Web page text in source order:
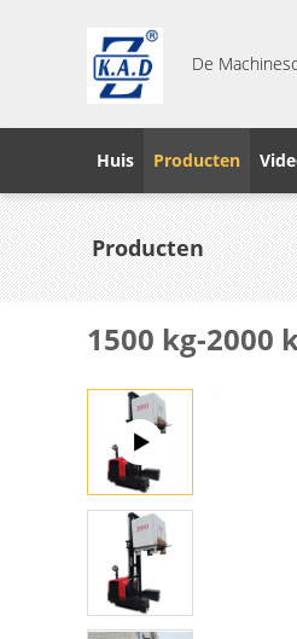
De
Huis Producten
Producten
1500 kg-